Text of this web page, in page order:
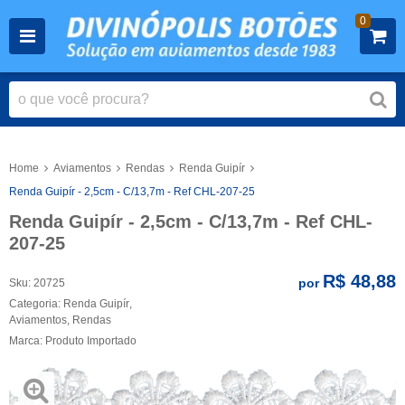
0
Home Aviamentos Rendas
Renda Guipír
Renda Guipír - 2,5cm - C/13,7m - Ref CHL-207-25
Renda Guipír - 2,5cm - C/13,7m - Ref CHL-
207-25
Sku: 20725
Categoria: Renda Guipír
Aviamentos Rendas
Marca: Produto Importado
por R$ 48,88